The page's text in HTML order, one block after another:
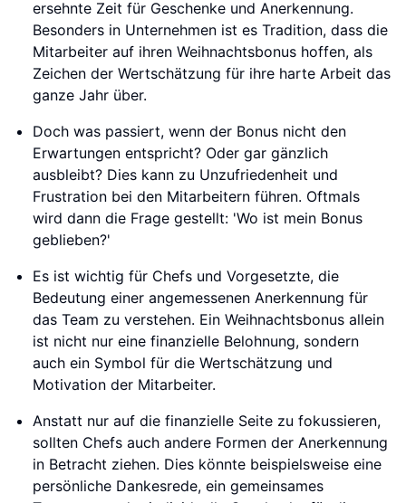
ersehnte Zeit für Geschenke und Anerkennung.
Besonders in Unternehmen ist es Tradition, dass die
Mitarbeiter auf ihren Weihnachtsbonus hoffen, als
Zeichen der Wertschätzung für ihre harte Arbeit das
ganze Jahr über.
Doch was passiert, wenn der Bonus nicht den
Erwartungen entspricht? Oder gar gänzlich
ausbleibt? Dies kann zu Unzufriedenheit und
Frustration bei den Mitarbeitern führen. Oftmals
wird dann die Frage gestellt: 'Wo ist mein Bonus
geblieben?'
Es ist wichtig für Chefs und Vorgesetzte, die
Bedeutung einer angemessenen Anerkennung für
das Team zu verstehen. Ein Weihnachtsbonus allein
ist nicht nur eine finanzielle Belohnung, sondern
auch ein Symbol für die Wertschätzung und
Motivation der Mitarbeiter.
Anstatt nur auf die finanzielle Seite zu fokussieren,
sollten Chefs auch andere Formen der Anerkennung
in Betracht ziehen. Dies könnte beispielsweise eine
persönliche Dankesrede, ein gemeinsames